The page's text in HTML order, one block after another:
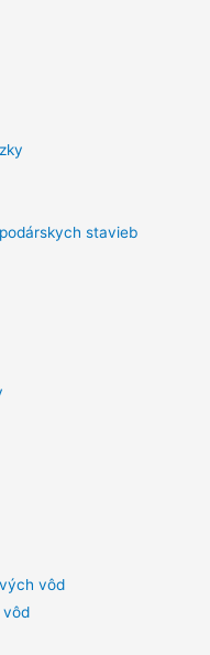
stavieb
vôd
vôd